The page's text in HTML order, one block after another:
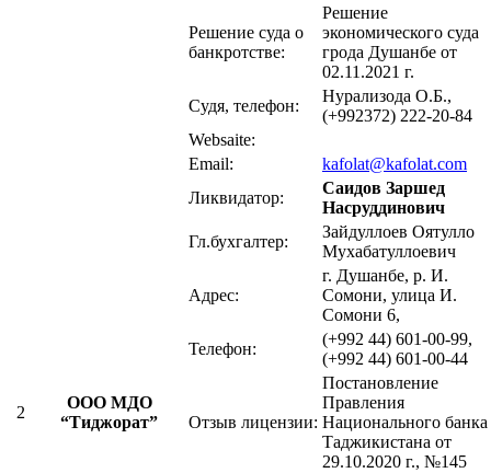
Решение суда о
банкротстве:
Решение
экономического суда
грода Душанбе от
02.11.2021 г.
Судя, телефон:
Нурализода О.Б.,
(+992372) 222-20-84
Websaite:
Email:
kafolat@kafolat.com
2
ООО МДО
“Тиджорат”
Ликвидатор:
Саидов Заршед
Насруддинович
Гл.бухгалтер:
Зайдуллоев Оятулло
Мухабатуллоевич
Адрес:
г. Душанбе, р. И.
Сомони, улица И.
Сомони 6,
Телефон:
(+992 44) 601-00-99,
(+992 44) 601-00-44
Отзыв лицензии:
Постановление
Правления
Национального банка
Таджикистана от
29.10.2020 г., №145